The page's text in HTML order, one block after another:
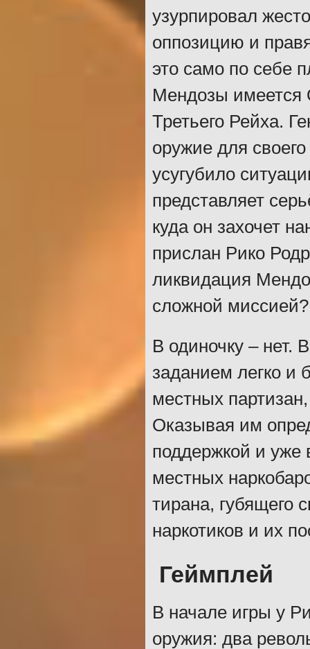
узурпировал
оппозицию и
это само по себе
Мендозы имеется
Третьего Рейха.
оружие для
усугубило
представляет
куда он захочет
прислан Рико
ликвидация
сложной миссией?
В одиночку – нет.
заданием легко и
местных
Оказывая им
поддержкой и уже
местных
тирана, губящего
наркотиков и их
Геймплей
В начале игры у
оружия: два